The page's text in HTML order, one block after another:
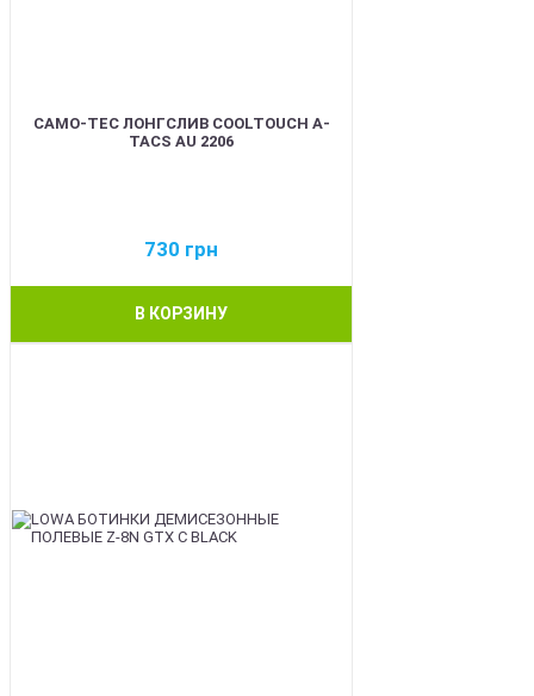
CAMO-TEC ЛОНГСЛИВ COOLTOUCH A-
TACS AU 2206
730 грн
В КОРЗИНУ